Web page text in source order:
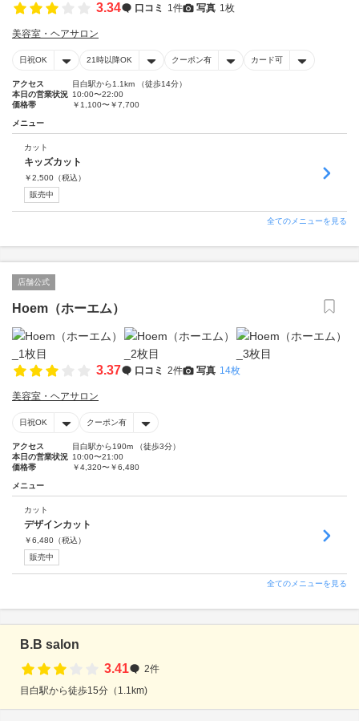
3.34 口コミ 1件 写真 1枚
美容室・ヘアサロン
日祝OK 21時以降OK クーポン有 カード可
アクセス
目白駅から1.1km （徒歩14分）
本日の営業状況 10:00〜22:00
価格帯
￥1,100〜￥7,700
メニュー
カット
キッズカット
￥2,500 （税込）
販売中
全てのメニューを見る
店舗公式
Hoem（ホーエム）
3.37 口コミ 2件 写真 14枚
美容室・ヘアサロン
日祝OK クーポン有
アクセス
目白駅から190m （徒歩3分）
本日の営業状況 10:00〜21:00
価格帯
￥4,320〜￥6,480
メニュー
カット
デザインカット
￥6,480 （税込）
販売中
全てのメニューを見る
B.B salon
3.41
2件
目白駅から徒歩15分（1.1km)